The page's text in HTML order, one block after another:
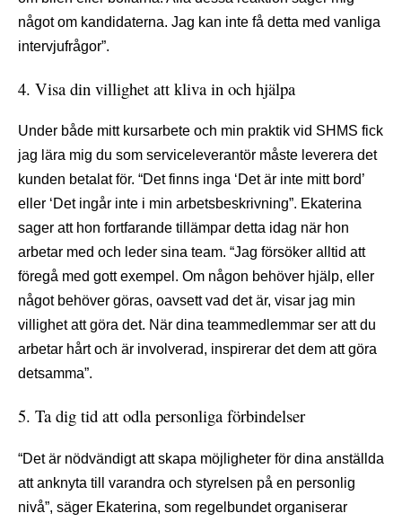
något om kandidaterna. Jag kan inte få detta med vanliga
intervjufrågor”.
4. Visa din villighet att kliva in och hjälpa
Under både mitt kursarbete och min praktik vid SHMS fick
jag lära mig du som serviceleverantör måste leverera det
kunden betalat för. “Det finns inga ‘Det är inte mitt bord’
eller ‘Det ingår inte i min arbetsbeskrivning”. Ekaterina
sager att hon fortfarande tillämpar detta idag när hon
arbetar med och leder sina team. “Jag försöker alltid att
föregå med gott exempel. Om någon behöver hjälp, eller
något behöver göras, oavsett vad det är, visar jag min
villighet att göra det. När dina teammedlemmar ser att du
arbetar hårt och är involverad, inspirerar det dem att göra
detsamma”.
5. Ta dig tid att odla personliga förbindelser
“Det är nödvändigt att skapa möjligheter för dina anställda
att anknyta till varandra och styrelsen på en personlig
nivå”, säger Ekaterina, som regelbundet organiserar